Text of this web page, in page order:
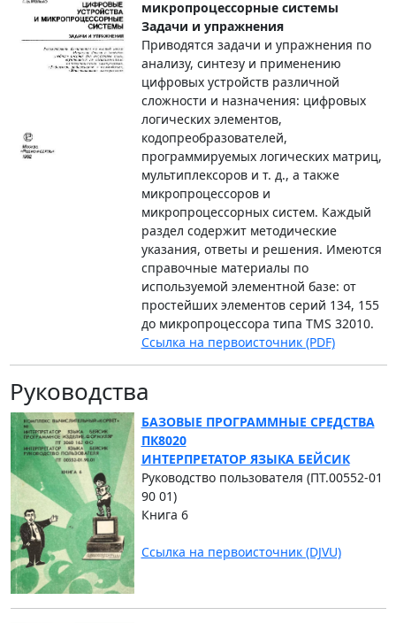
микропроцессорные системы
Задачи и упражнения
Приводятся задачи и упражнения по
анализу, синтезу и применению
цифровых устройств различной
сложности и назначения: цифровых
логических элементов,
кодопреобразователей,
программируемых логических матриц,
мультиплексоров и т. д., а также
микропроцессоров и
микропроцессорных систем. Каждый
раздел содержит методические
указания, ответы и решения. Имеются
справочные материалы по
используемой элементной базе: от
простейших элементов серий 134, 155
до микропроцессора типа TMS 32010.
Ссылка на первоисточник (PDF)
Руководства
БАЗОВЫЕ ПРОГРАММНЫЕ СРЕДСТВА
ПК8020
ИНТЕРПРЕТАТОР ЯЗЫКА БЕЙСИК
Руководство пользователя (ПТ.00552-01
90 01)
Книга 6
Ссылка на первоисточник (DJVU)